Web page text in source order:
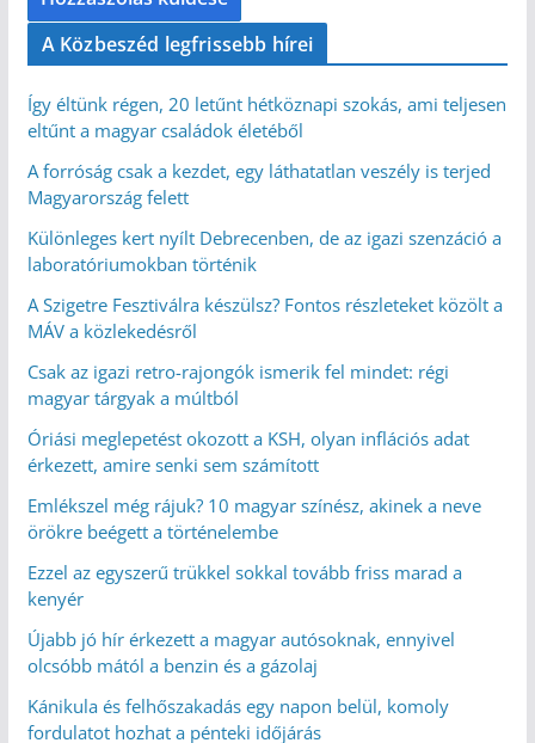
A Közbeszéd legfrissebb hírei
Így éltünk régen, 20 letűnt hétköznapi szokás, ami teljesen
eltűnt a magyar családok életéből
A forróság csak a kezdet, egy láthatatlan veszély is terjed
Magyarország felett
Különleges kert nyílt Debrecenben, de az igazi szenzáció a
laboratóriumokban történik
A Szigetre Fesztiválra készülsz? Fontos részleteket közölt a
MÁV a közlekedésről
Csak az igazi retro-rajongók ismerik fel mindet: régi
magyar tárgyak a múltból
Óriási meglepetést okozott a KSH, olyan inflációs adat
érkezett, amire senki sem számított
Emlékszel még rájuk? 10 magyar színész, akinek a neve
örökre beégett a történelembe
Ezzel az egyszerű trükkel sokkal tovább friss marad a
kenyér
Újabb jó hír érkezett a magyar autósoknak, ennyivel
olcsóbb mától a benzin és a gázolaj
Kánikula és felhőszakadás egy napon belül, komoly
fordulatot hozhat a pénteki időjárás